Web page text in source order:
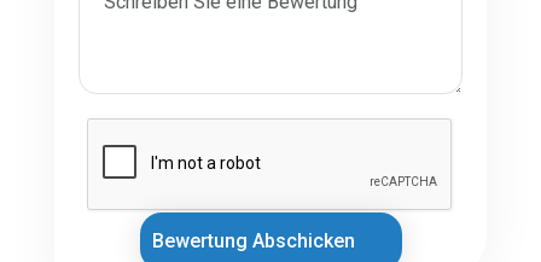
Bewertung Abschicken